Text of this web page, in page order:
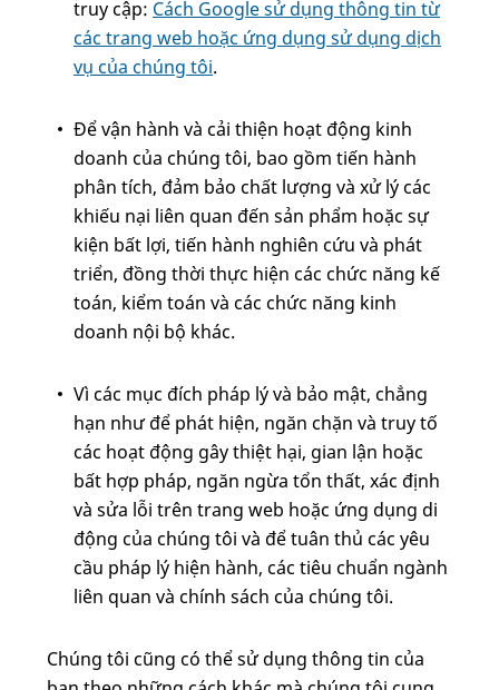
truy cập: Cách Google sử dụng thông tin từ
các trang web hoặc ứng dụng sử dụng dịch
vụ của chúng tôi.
Để vận hành và cải thiện hoạt động kinh
doanh của chúng tôi, bao gồm tiến hành
phân tích, đảm bảo chất lượng và xử lý các
khiếu nại liên quan đến sản phẩm hoặc sự
kiện bất lợi, tiến hành nghiên cứu và phát
triển, đồng thời thực hiện các chức năng kế
toán, kiểm toán và các chức năng kinh
doanh nội bộ khác.
Vì các mục đích pháp lý và bảo mật, chẳng
hạn như để phát hiện, ngăn chặn và truy tố
các hoạt động gây thiệt hại, gian lận hoặc
bất hợp pháp, ngăn ngừa tổn thất, xác định
và sửa lỗi trên trang web hoặc ứng dụng di
động của chúng tôi và để tuân thủ các yêu
cầu pháp lý hiện hành, các tiêu chuẩn ngành
liên quan và chính sách của chúng tôi.
Chúng tôi cũng có thể sử dụng thông tin của